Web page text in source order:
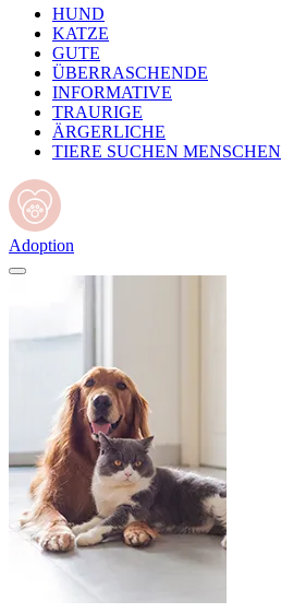
HUND
KATZE
GUTE
ÜBERRASCHENDE
INFORMATIVE
TRAURIGE
ÄRGERLICHE
TIERE SUCHEN MENSCHEN
Adoption